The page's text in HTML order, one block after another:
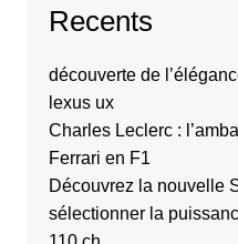
Recents
découverte de
lexus ux
Charles Leclerc :
Ferrari en F1
Découvrez la nouvelle
sélectionner la